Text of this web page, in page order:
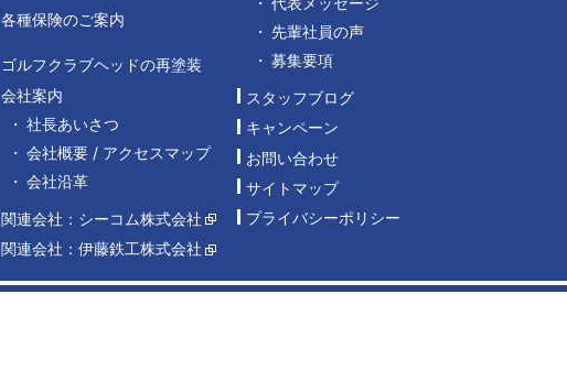
各種保険のご案内
ゴルフクラブヘッドの再塗装
会社案内
社長あいさつ
会社概要 / アクセスマップ
会社沿革
関連会社：シーコム株式会社
関連会社：伊藤鉄工株式会社
先輩社員の声
募集要項
スタッフブログ
キャンペーン
お問い合わせ
サイトマップ
プライバシーポリシー